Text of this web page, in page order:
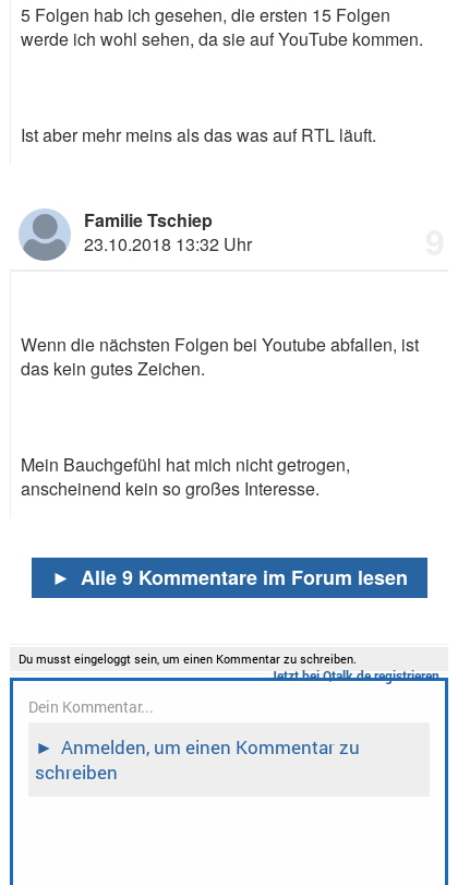
5 Folgen hab ich gesehen, die ersten 15 Folgen
werde ich wohl sehen, da sie auf YouTube kommen.
Ist aber mehr meins als das was auf RTL läuft.
Familie Tschiep
23.10.2018 13:32 Uhr
Wenn die nächsten Folgen bei Youtube abfallen, ist
das kein gutes Zeichen.
Mein Bauchgefühl hat mich nicht getrogen,
anscheinend kein so großes Interesse.
► Alle 9 Kommentare im Forum lesen